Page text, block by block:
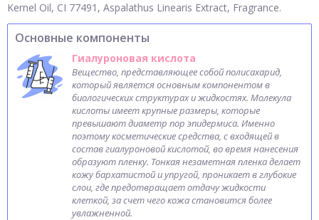
Kernel Oil, CI 77491, Aspalathus Linearis Extract, Fragrance.
Основные компоненты
Гиалуроновая кислота
Вещество, представляющее собой полисахарид,
который является основным компонентом в
биологических структурах и жидкостях. Молекула
кислоты имеет крупные размеры, которые
превышают диаметр пор эпидермиса. Именно
поэтому косметические средства, с входящей в
состав гиалуроновой кислотой, во время нанесения
образуют пленку. Тонкая незаметная пленка делает
кожу бархатистой и упругой, проникает в глубокие
слои, где предотвращает отдачу жидкости
клеткой, за счет чего кожа становится более
увлажненной.